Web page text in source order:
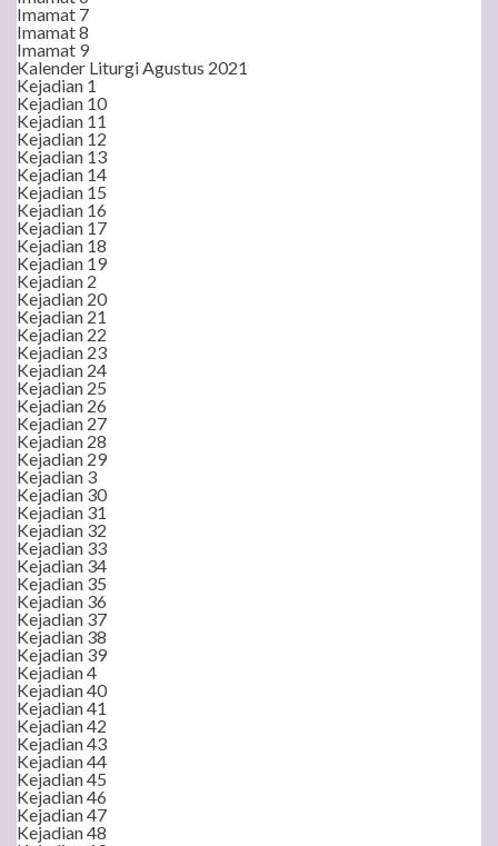
Imamat 7
Imamat 8
Imamat 9
Kalender Liturgi Agustus 2021
Kejadian 1
Kejadian 10
Kejadian 11
Kejadian 12
Kejadian 13
Kejadian 14
Kejadian 15
Kejadian 16
Kejadian 17
Kejadian 18
Kejadian 19
Kejadian 2
Kejadian 20
Kejadian 21
Kejadian 22
Kejadian 23
Kejadian 24
Kejadian 25
Kejadian 26
Kejadian 27
Kejadian 28
Kejadian 29
Kejadian 3
Kejadian 30
Kejadian 31
Kejadian 32
Kejadian 33
Kejadian 34
Kejadian 35
Kejadian 36
Kejadian 37
Kejadian 38
Kejadian 39
Kejadian 4
Kejadian 40
Kejadian 41
Kejadian 42
Kejadian 43
Kejadian 44
Kejadian 45
Kejadian 46
Kejadian 47
Kejadian 48